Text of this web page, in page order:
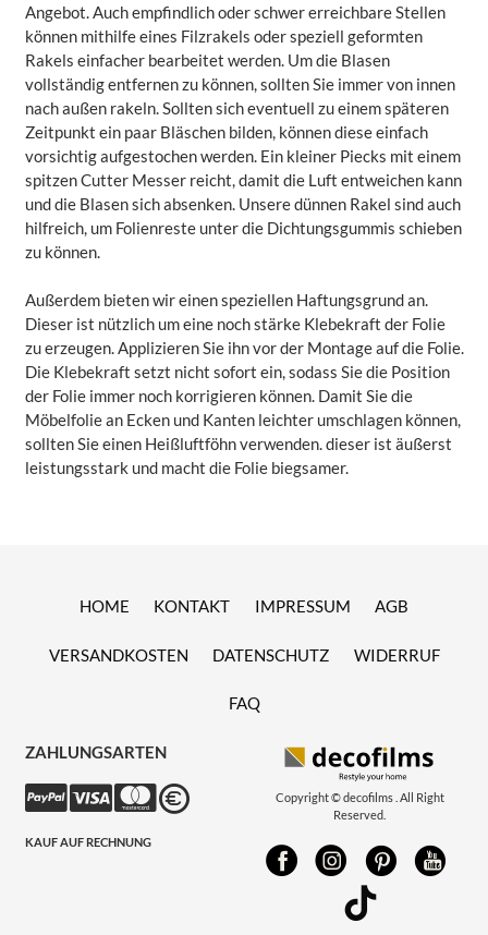
Angebot. Auch empfindlich oder schwer erreichbare Stellen
können mithilfe eines Filzrakels oder speziell geformten
Rakels einfacher bearbeitet werden. Um die Blasen
vollständig entfernen zu können, sollten Sie immer von innen
nach außen rakeln. Sollten sich eventuell zu einem späteren
Zeitpunkt ein paar Bläschen bilden, können diese einfach
vorsichtig aufgestochen werden. Ein kleiner Piecks mit einem
spitzen Cutter Messer reicht, damit die Luft entweichen kann
und die Blasen sich absenken. Unsere dünnen Rakel sind auch
hilfreich, um Folienreste unter die Dichtungsgummis schieben
zu können.
Außerdem bieten wir einen speziellen Haftungsgrund an.
Dieser ist nützlich um eine noch stärke Klebekraft der Folie
zu erzeugen. Applizieren Sie ihn vor der Montage auf die Folie.
Die Klebekraft setzt nicht sofort ein, sodass Sie die Position
der Folie immer noch korrigieren können. Damit Sie die
Möbelfolie an Ecken und Kanten leichter umschlagen können,
sollten Sie einen Heißluftföhn verwenden. dieser ist äußerst
leistungsstark und macht die Folie biegsamer.
HOME KONTAKT IMPRESSUM AGB
VERSANDKOSTEN DATENSCHUTZ WIDERRUF
FAQ
ZAHLUNGSARTEN
KAUF AUF RECHNUNG
Copyright © decofilms . All Right
Reserved.